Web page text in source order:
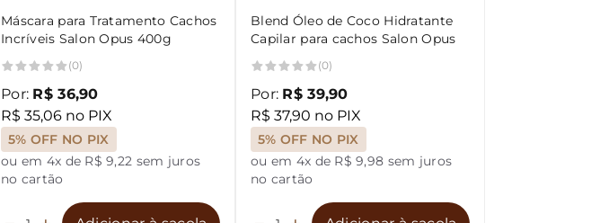
Máscara para Tratamento Cachos
Incríveis Salon Opus 400g
(0)
Por: R$ 36,90
R$ 35,06 no PIX
5% OFF NO PIX
ou em 4x de R$ 9,22 sem juros
no cartão
Blend Óleo de Coco Hidratante
Capilar para cachos Salon Opus
(0)
Por: R$ 39,90
R$ 37,90 no PIX
5% OFF NO PIX
ou em 4x de R$ 9,98 sem juros
no cartão